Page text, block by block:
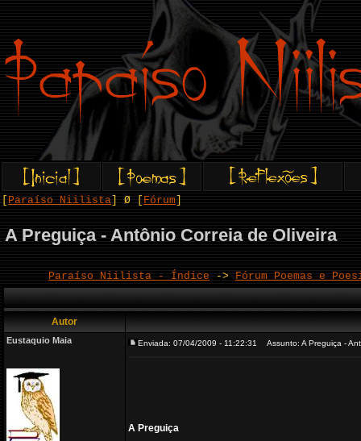
Paraíso Niilista ] Ø [ Fórum
A Preguiça - Antônio Correia de Oliveira
Paraíso Niilista - Índice -> Fórum Poemas e
Autor
Eustaquio Maia Enviada: 07/04/2009 - 11:22:31 Assunto: A Preguiça -
A Preguiça